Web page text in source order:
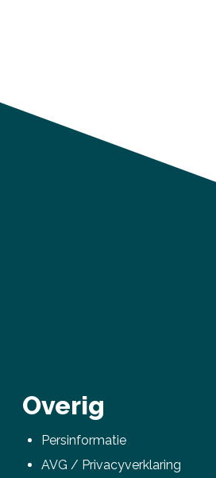
Overig
Persinformatie
AVG / Privacyverklaring